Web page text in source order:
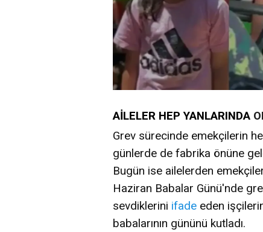
AİLELER HEP YANLARINDA
Grev sürecinde emekçilerin
günlerde de fabrika önüne
Bugün ise ailelerden
Haziran Babalar Günü'nde
sevdiklerini ifade eden
babalarının gününü kutladı.